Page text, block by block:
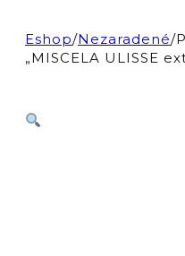
Eshop/Nezaradené/
„MISCELA ULISSE